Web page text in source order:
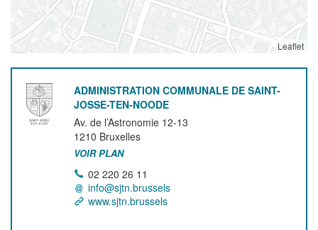
Leaflet
ADMINISTRATION COMMUNALE DE SAINT-
JOSSE-TEN-NOODE
Av. de l’Astronomie 12-13
1210 Bruxelles
VOIR PLAN
02 220 26 11
info@sjtn.brussels
www.sjtn.brussels